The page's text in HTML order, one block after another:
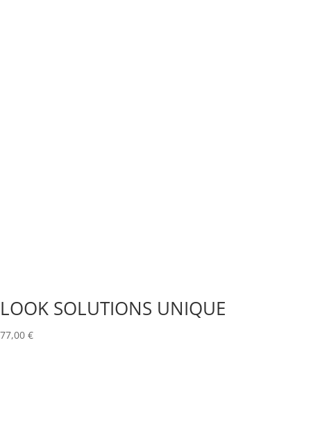
LOOK SOLUTIONS UNIQUE
77,00 €